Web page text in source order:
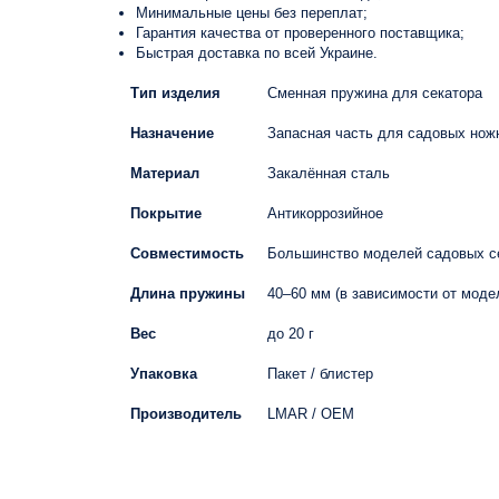
Минимальные цены без переплат;
Гарантия качества от проверенного поставщика;
Быстрая доставка по всей Украине.
Тип изделия Сменная пружина для секатора
Назначение Запасная часть для садовых
Материал Закалённая сталь
Покрытие Антикоррозийное
Совместимость Большинство моделей садовых
Длина пружины 40–60 мм (в зависимости от
Вес до 20 г
Упаковка Пакет / блистер
Производитель LMAR / OEM